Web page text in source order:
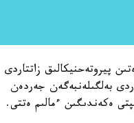
پيروتەحنيكالىق زاتتاردى
بەلگىلەنبەگەن جەردەن
ەكەندىگىن ءمالىم ەتتى.